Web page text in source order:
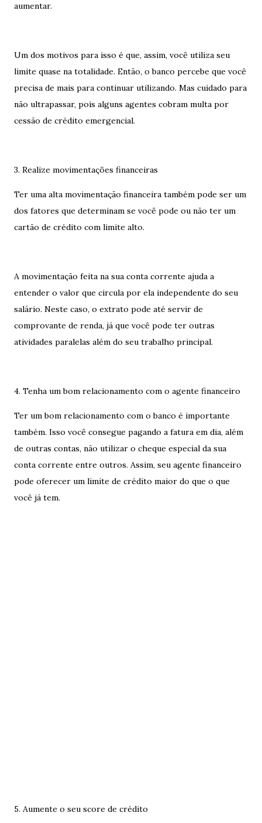
aumentar.
Um dos motivos para isso é que, assim, você utiliza seu
limite quase na totalidade. Então, o banco percebe que você
precisa de mais para continuar utilizando. Mas cuidado para
não ultrapassar, pois alguns agentes cobram multa por
cessão de crédito emergencial.
3. Realize movimentações financeiras
Ter uma alta movimentação financeira também pode ser um
dos fatores que determinam se você pode ou não ter um
cartão de crédito com limite alto.
A movimentação feita na sua conta corrente ajuda a
entender o valor que circula por ela independente do seu
salário. Neste caso, o extrato pode até servir de
comprovante de renda, já que você pode ter outras
atividades paralelas além do seu trabalho principal.
4. Tenha um bom relacionamento com o agente financeiro
Ter um bom relacionamento com o banco é importante
também. Isso você consegue pagando a fatura em dia, além
de outras contas, não utilizar o cheque especial da sua
conta corrente entre outros. Assim, seu agente financeiro
pode oferecer um limite de crédito maior do que o que
você já tem.
5. Aumente o seu score de crédito